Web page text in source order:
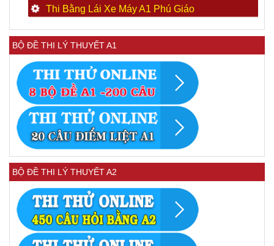
Thi Bằng Lái Xe Máy A1 Phú Giáo
BỘ ĐỀ THI LÝ THUYẾT A1
BỘ ĐỀ THI LÝ THUYẾT A2